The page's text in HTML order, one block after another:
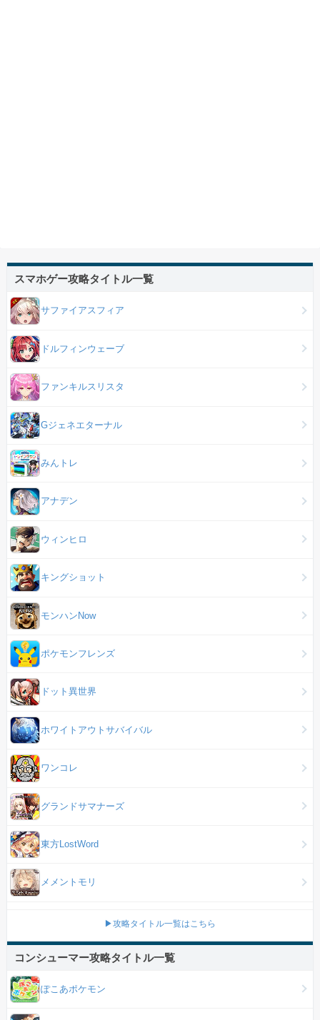
スマホゲー攻略タイトル一覧
サファイアスフィア
ドルフィンウェーブ
ファンキルスリスタ
Gジェネエターナル
みんトレ
アナデン
ウィンヒロ
キングショット
モンハンNow
ポケモンフレンズ
ドット異世界
ホワイトアウトサバイバル
ワンコレ
グランドサマナーズ
東方LostWord
メメントモリ
▶攻略タイトル一覧はこちら
コンシューマー攻略タイトル一覧
ぽこあポケモン